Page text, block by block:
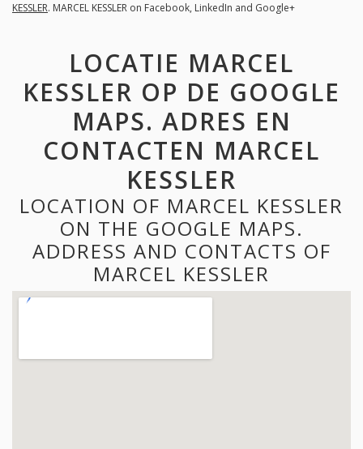
KESSLER. MARCEL KESSLER on Facebook, LinkedIn and Google+
LOCATIE MARCEL
KESSLER OP DE GOOGLE
MAPS. ADRES EN
CONTACTEN MARCEL
KESSLER
LOCATION OF MARCEL KESSLER
ON THE GOOGLE MAPS.
ADDRESS AND CONTACTS OF
MARCEL KESSLER